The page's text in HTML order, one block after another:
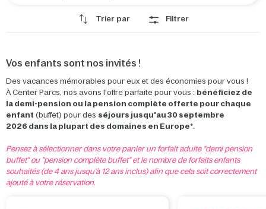
Trier par Filtrer
Vos enfants sont nos invités !
Des vacances mémorables pour eux et des économies pour vous !
À Center Parcs, nos avons l'offre parfaite pour vous : bénéficiez de
la demi-pension ou la pension complète offerte pour chaque
enfant (buffet) pour des séjours jusqu'au 30 septembre
2026 dans la plupart des domaines en Europe*.
Pensez à sélectionner dans votre panier un forfait adulte "demi pension
buffet" ou "pension complète buffet" et le nombre de forfaits enfants
souhaités (de 4 ans jusqu'à 12 ans inclus) afin que cela soit correctement
ajouté à votre réservation.